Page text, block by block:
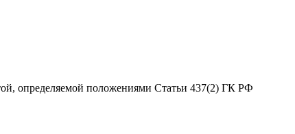
определяемой положениями Статьи 437(2) ГК РФ